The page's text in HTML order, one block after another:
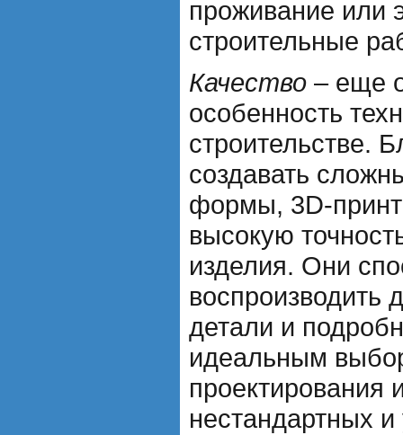
проживание или
строительные
Качество – еще
особенность
строительстве.
создавать
формы, 3D-
высокую
изделия. Они
воспроизводить
детали и
идеальным
проектирования
нестандартных